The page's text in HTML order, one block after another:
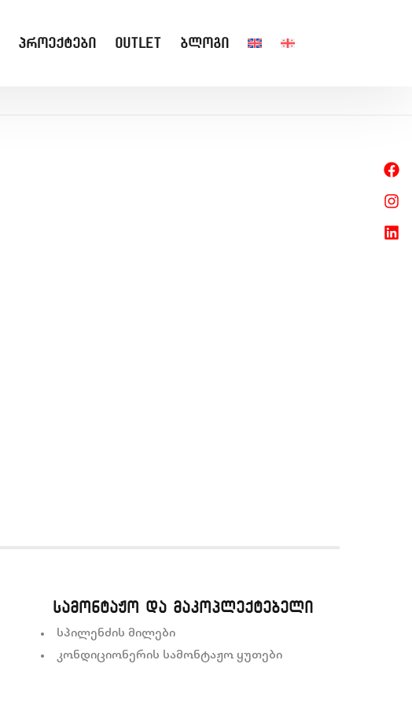
პროექტები Outlet ბლოგი
სამონტაჟო და მაკოპლექტებელი
სპილენძის მილები
კონდიციონერის სამონტაჟო ყუთები